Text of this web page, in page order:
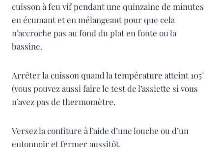
cuisson à feu vif pendant une quinzaine de minutes
en écumant et en mélangeant pour que cela
n’accroche pas au fond du plat en fonte ou la
bassine.
Arrêter la cuisson quand la température atteint 105°
(vous pouvez aussi faire le test de l’assiette si vous
n’avez pas de thermomètre.
Versez la confiture à l’aide d’une louche ou d’un
entonnoir et fermer aussitôt.